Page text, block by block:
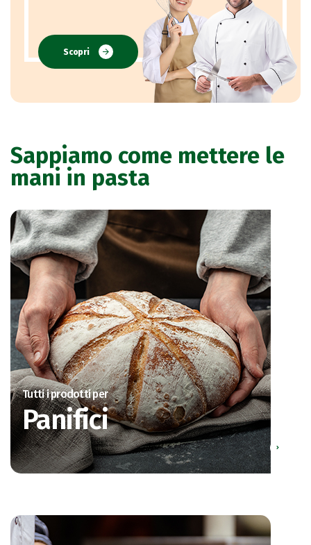
Scopri
Sappiamo come mettere le
mani in pasta
Tutti i prodotti per
Panifici